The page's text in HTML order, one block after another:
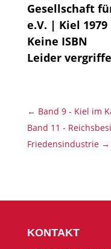
Gesellschaft
e.V. | Kiel
Keine ISBN
Leider
← Band 9 - Kiel im
Band 11 -
Friedensindustrie→
KONTAKT